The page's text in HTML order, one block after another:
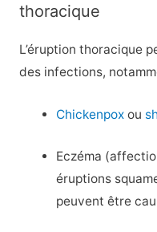
thoracique
L’éruption thoracique
des infections,
Chickenpox ou
Eczéma
éruptions
peuvent être